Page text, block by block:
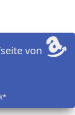
von